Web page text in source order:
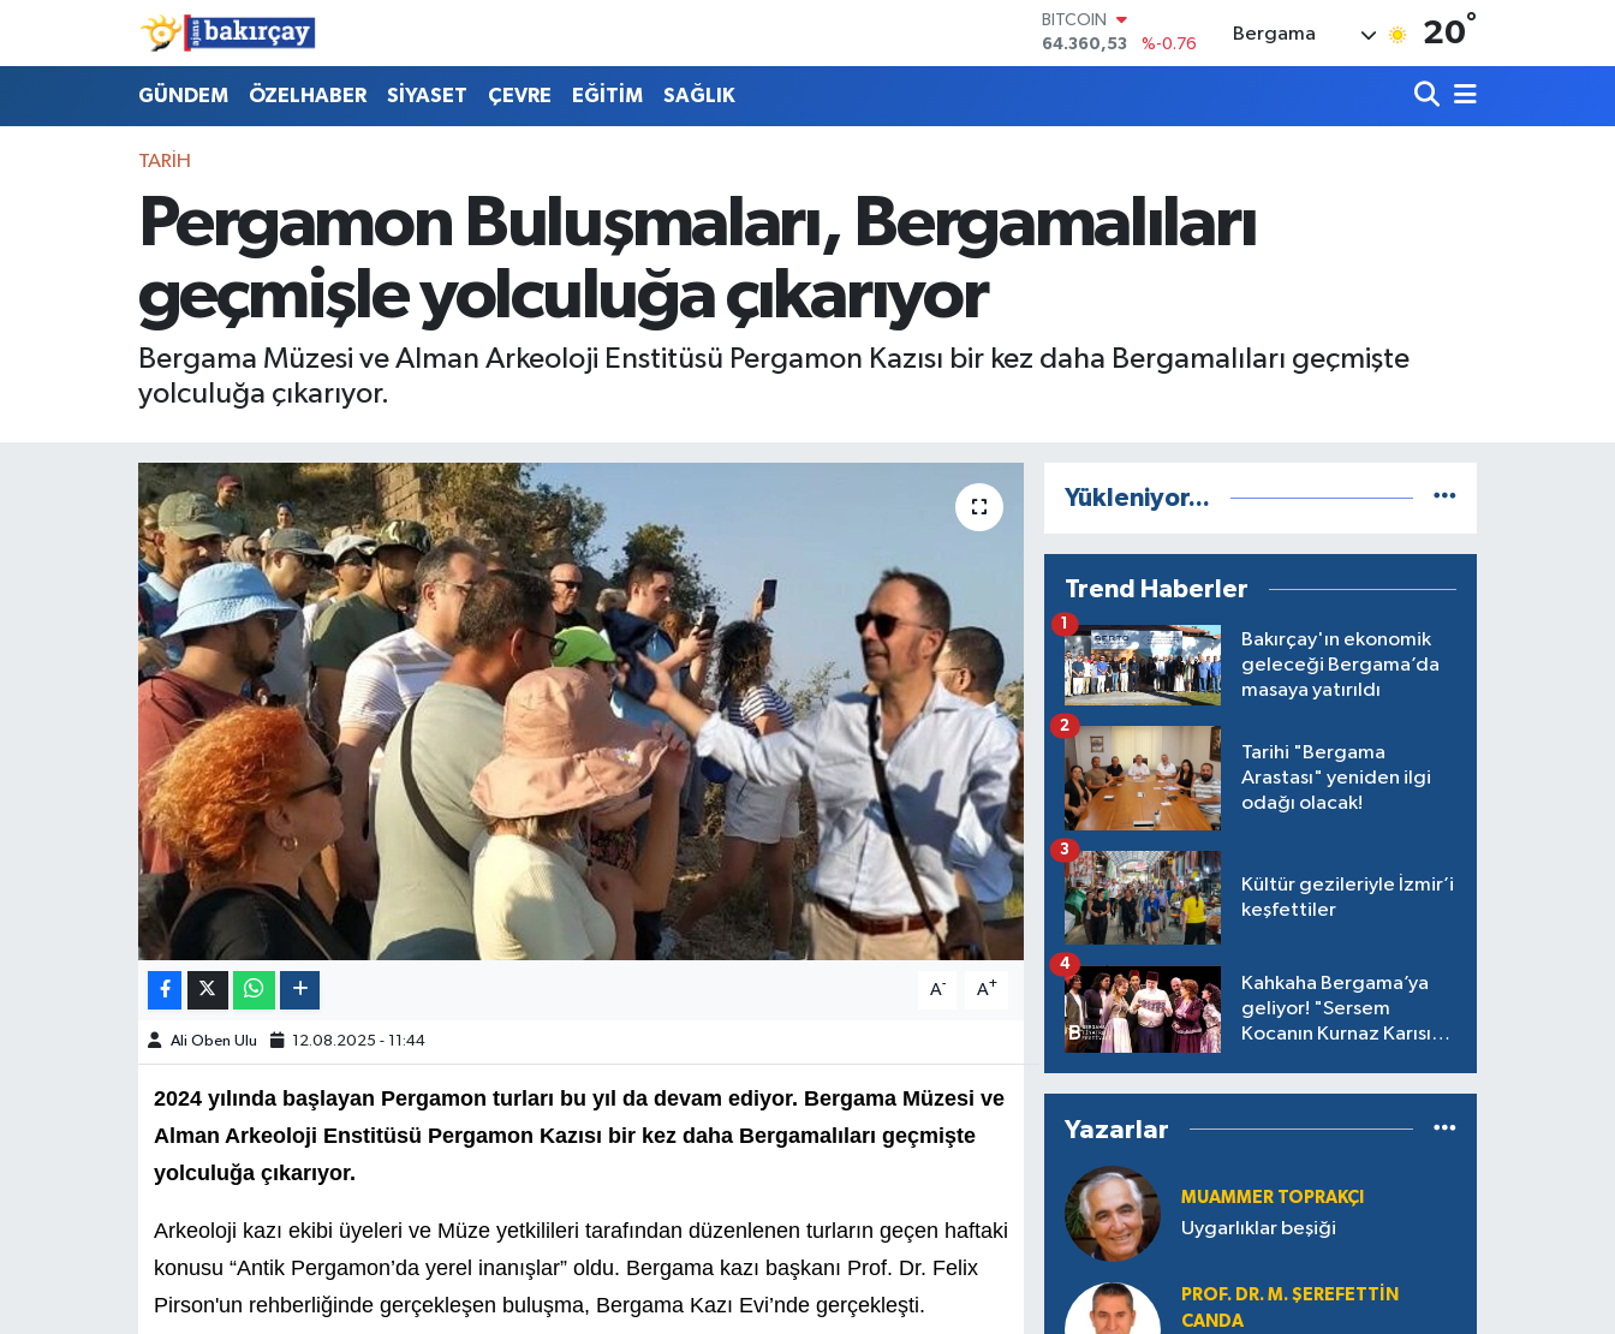
DOLAR
47,7143
%0.16
EURO
BİST100
13.887
%64
Bergama 20°
GÜNDEM ÖZELHABER SİYASET ÇEVRE EĞİTİM SAĞLIK
TARİH
Pergamon Buluşmaları, Bergamalıları
geçmişle yolculuğa çıkarıyor
Bergama Müzesi ve Alman Arkeoloji Enstitüsü Pergamon Kazısı bir kez daha Bergamalıları geçmişte
yolculuğa çıkarıyor.
A- A+
Ali Oben Ulu 12.08.2025 - 11:44
2024 yılında başlayan Pergamon turları bu yıl da devam ediyor. Bergama Müzesi ve
Alman Arkeoloji Enstitüsü Pergamon Kazısı bir kez daha Bergamalıları geçmişte
yolculuğa çıkarıyor.
Arkeoloji kazı ekibi üyeleri ve Müze yetkilileri tarafından düzenlenen turların geçen haftaki
konusu “Antik Pergamon’da yerel inanışlar” oldu. Bergama kazı başkanı Prof. Dr. Felix
Pirson'un rehberliğinde gerçekleşen buluşma, Bergama Kazı Evi’nde gerçekleşti.
Yükleniyor...
Trend Haberler
Bakırçay'ın ekonomik
geleceği Bergama’da
masaya yatırıldı
1
Tarihi "Bergama
Arastası" yeniden ilgi
odağı olacak!
2
Kültür gezileriyle İzmir’i
keşfettiler
3
Kahkaha Bergama’ya
geliyor! "Sersem
Kocanın Kurnaz Karısı"
4
Yazarlar
MUAMMER TOPRAKÇI
Uygarlıklar beşiği
PROF. DR. M. ŞEREFETTIN
CANDA
İzmir Nöbetçi Eczaneler
İzmir Hava Durumu
İzmir Namaz Vakitleri
İzmir Trafik Yoğunluk Haritası
Süper Lig Puan Durumu ve Fikstür
Tüm Manşetler
Son Dakika Haberleri
Haber Arşivi